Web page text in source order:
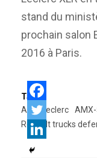
stand du
prochain salon
2016 à Paris.
Tags:
AMX Leclerc
Renault trucks